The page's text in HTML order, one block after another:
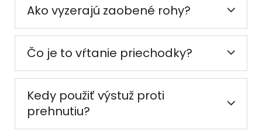
Ako vyzerajú zaobené rohy?
Čo je to vŕtanie priechodky?
Kedy použiť výstuž proti
prehnutiu?